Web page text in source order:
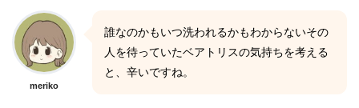
meriko
誰なのかもいつ洗われるかもわからないその
人を待っていたベアトリスの気持ちを考える
と、辛いですね。